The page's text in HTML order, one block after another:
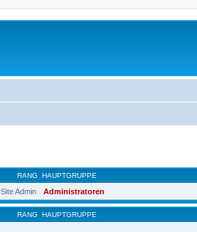
RANG HAUPTGRUPPE
Site Admin Administratoren
RANG HAUPTGRUPPE